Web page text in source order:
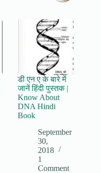
डी एन ए के बारे में
जानें हिंदी पुस्तक |
Know About
DNA Hindi
Book
September
30,
2018
1
Comment